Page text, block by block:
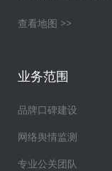
查看地图 >>
业务范围
品牌口碑建设
网络舆情监测
专业公关团队